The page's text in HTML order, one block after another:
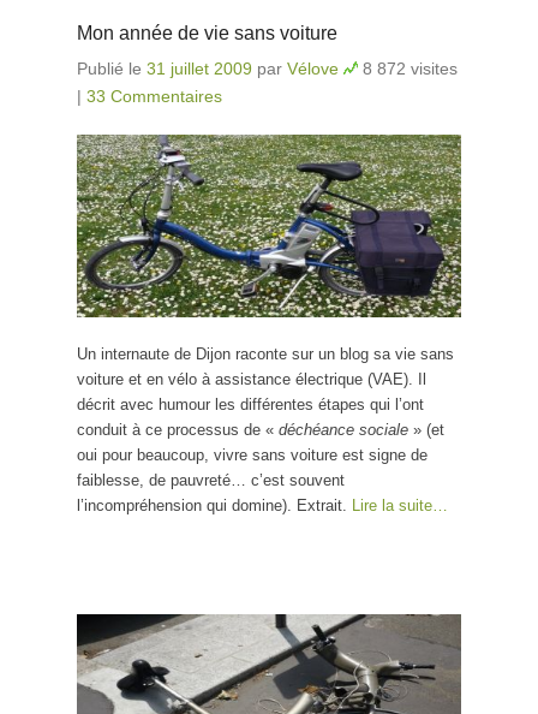
Mon année de vie sans voiture
Publié le 31 juillet 2009 par Vélove
8 872 visites
| 33 Commentaires
Un internaute de Dijon raconte sur un blog sa vie sans
voiture et en vélo à assistance électrique (VAE). Il
décrit avec humour les différentes étapes qui l’ont
conduit à ce processus de « déchéance sociale » (et
oui pour beaucoup, vivre sans voiture est signe de
faiblesse, de pauvreté… c’est souvent
l’incompréhension qui domine). Extrait. Lire la suite…